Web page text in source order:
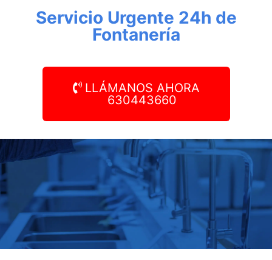
Servicio Urgente 24h de
Fontanería
LLÁMANOS AHORA
630443660